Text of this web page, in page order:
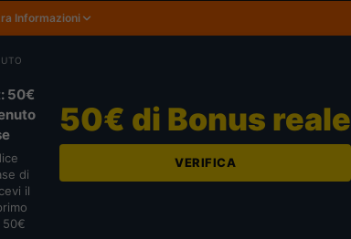
Informazioni
50€
di
il
50€
50€ di Bonus reale
VERIFICA